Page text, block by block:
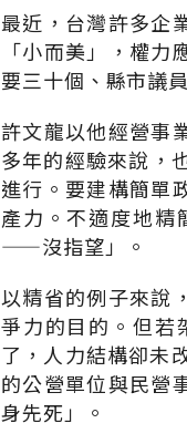
最近，台灣許多企
「小而美」，權
要三十個、縣市議
許文龍以他經營事
多年的經驗來說，
進行。要建構簡單
產力。不適度地精
——沒指望」。
以精省的例子來說
爭力的目的。但若
了，人力結構卻未
的公營單位與民營
身先死」。